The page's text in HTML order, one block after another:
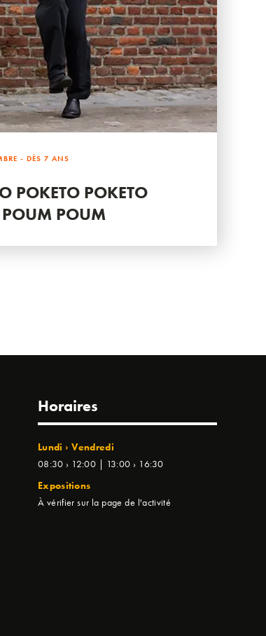
- DÈS 7 ANS
POKETO POKETO
POUM
Horaires
Lundi › Vendredi
08:30 › 12:00 | 13:00 › 16:30
Expositions
À vérifier sur la page de l'activité